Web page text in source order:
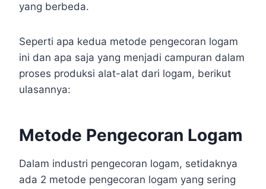
yang berbeda.
Seperti apa kedua metode pengecoran logam
ini dan apa saja yang menjadi campuran dalam
proses produksi alat-alat dari logam, berikut
ulasannya:
Metode Pengecoran Logam
Dalam industri pengecoran logam, setidaknya
ada 2 metode pengecoran logam yang sering